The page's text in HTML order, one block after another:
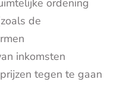
ordening
de
inkomsten
tegen te gaan